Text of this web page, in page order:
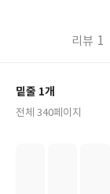
리뷰 1
밑줄 1개
전체 340페이지